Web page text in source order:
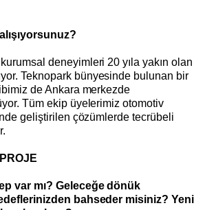
deneyimleri 20 yıla yakın olan
Teknopark bünyesinde bulunan bir
de Ankara merkezde
Tüm ekip üyelerimiz otomotiv
geliştirilen çözümlerde tecrübeli
var mı? Geleceğe dönük
bahseder misiniz? Yeni